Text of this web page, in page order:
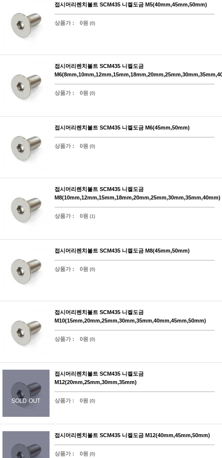
접시머리렌치볼트 SCM435 니켈도금 M5(40mm,45mm,50mm)
상품가 : 0원 (0)
접시머리렌치볼트 SCM435 니켈도금
상품가 : 0원 (0)
접시머리렌치볼트 SCM435 니켈도금 M6(45mm,50mm)
상품가 : 0원 (0)
접시머리렌치볼트 SCM435 니켈도금
M8(10mm,12mm,15mm,18mm,20mm,25mm,30mm,35mm,40mm)
상품가 : 0원 (1)
접시머리렌치볼트 SCM435 니켈도금 M8(45mm,50mm)
상품가 : 0원 (0)
접시머리렌치볼트 SCM435 니켈도금
M10(15mm,20mm,25mm,30mm,35mm,40mm,45mm,50mm)
상품가 : 0원 (0)
접시머리렌치볼트 SCM435 니켈도금
M12(20mm,25mm,30mm,35mm)
상품가 : 0원 (0)
접시머리렌치볼트 SCM435 니켈도금 M12(40mm,45mm,50mm)
상품가 : 0원 (0)